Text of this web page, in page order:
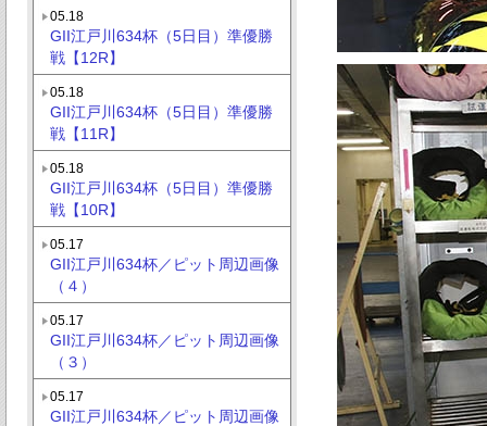
05.18
GII江戸川634杯（5日目）準優勝
戦【12R】
05.18
GII江戸川634杯（5日目）準優勝
戦【11R】
05.18
GII江戸川634杯（5日目）準優勝
戦【10R】
05.17
GII江戸川634杯／ピット周辺画像
（４）
05.17
GII江戸川634杯／ピット周辺画像
（３）
05.17
GII江戸川634杯／ピット周辺画像